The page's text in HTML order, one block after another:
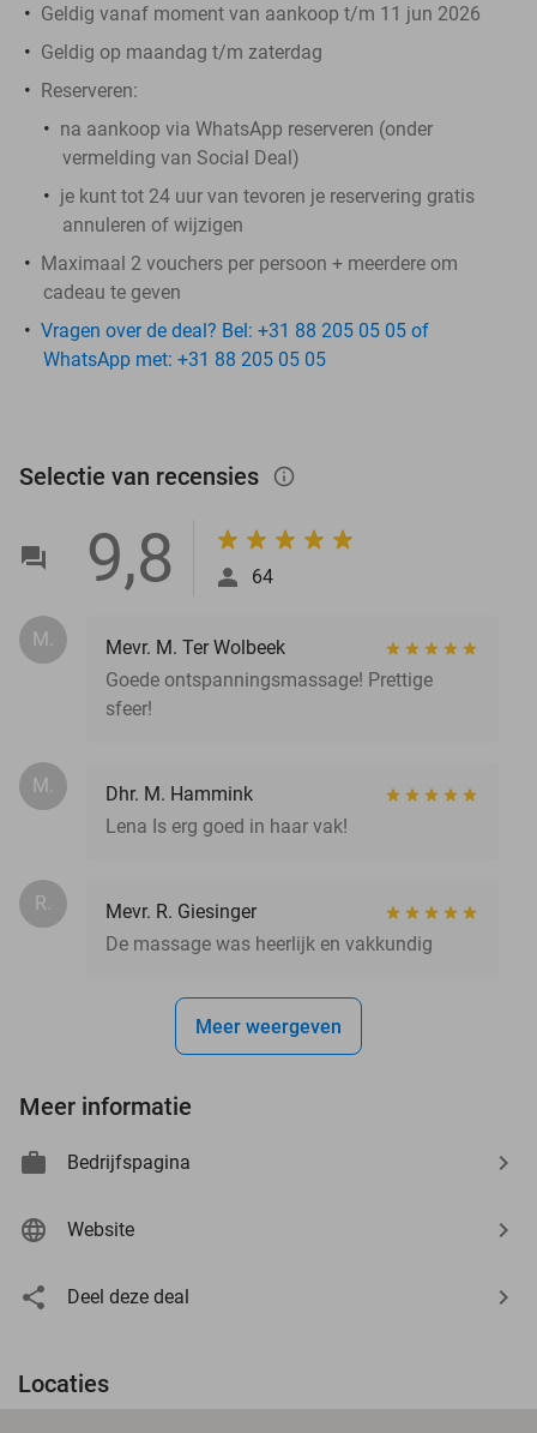
Geldig vanaf moment van aankoop t/m 11 jun 2026
Geldig op maandag t/m zaterdag
Reserveren:
na aankoop via WhatsApp reserveren (onder
vermelding van Social Deal)
je kunt tot 24 uur van tevoren je reservering gratis
annuleren of wijzigen
Maximaal 2 vouchers per persoon + meerdere om
cadeau te geven
Vragen over de deal? Bel: +31 88 205 05 05 of
WhatsApp met: +31 88 205 05 05
Selectie van recensies info_outlined
9,8 64
M.
Mevr. M. Ter Wolbeek
Goede ontspanningsmassage! Prettige
sfeer!
M.
Dhr. M. Hammink
Lena Is erg goed in haar vak!
R.
Mevr. R. Giesinger
De massage was heerlijk en vakkundig
Meer weergeven
Meer informatie
Bedrijfspagina
Website
Deel deze deal
Locaties